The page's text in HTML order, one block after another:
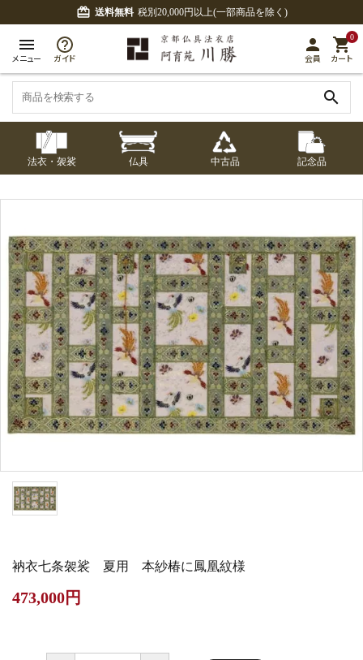
card_giftcard 送料無料 税別20,000円以上(一部商品を除く)
menu
メニュー ガイド
person
会員
0
shopping_cart
カート
search
七条袈裟
五条袈裟
色衣・裳附
黒衣・直綴
法衣・袈裟
五条袈裟 色衣・裳附
黒衣・直綴 布袍・間衣
白衣・色服 襦袢・裾除け
白帯・足袋 草履・はきもの
コート・雨具
記念品
経本入・念珠入・式
中啓・扇子 収納
記念品・おつかいも
の
書籍
仏具
卓類・常香盤・礼盤 天蓋・瓔珞・吊金具
灯明具・灯明準備用
品
金香炉・花瓶・火立
土香炉・香炉台・香
盒
仏器・供笥・供物
きん・きん台・鳴物 ご法要用品・箱類
欄間・障子・襖・翠
簾
中古品
衲衣七条袈裟 夏用 本紗椿に鳳凰紋様
473,000円